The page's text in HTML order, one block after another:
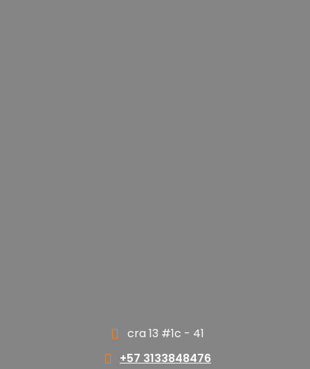
cra 13 #1c - 41
+57 3133848476